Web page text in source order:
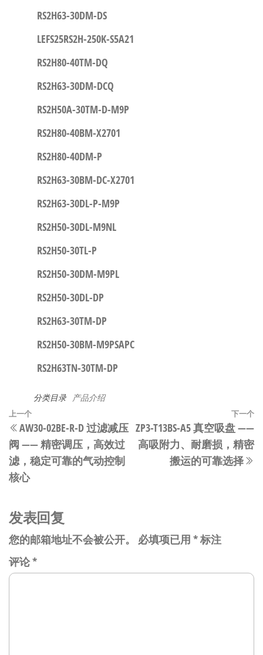
RS2H63-30DM-DS
LEFS25RS2H-250K-S5A21
RS2H80-40TM-DQ
RS2H63-30DM-DCQ
RS2H50A-30TM-D-M9P
RS2H80-40BM-X2701
RS2H80-40DM-P
RS2H63-30BM-DC-X2701
RS2H63-30DL-P-M9P
RS2H50-30DL-M9NL
RS2H50-30TL-P
RS2H50-30DM-M9PL
RS2H50-30DL-DP
RS2H63-30TM-DP
RS2H50-30BM-M9PSAPC
RS2H63TN-30TM-DP
分类目录 产品介绍
文
章
导
航
上
一
篇
文
章
上一个
AW30-02BE-R-D 过滤减压
阀 —— 精密调压，高效过
滤，稳定可靠的气动控制
核心
下一个
ZP3-T13BS-A5 真空吸盘 ——
高吸附力、耐磨损，精密
搬运的可靠选择
发表回复
您的邮箱地址不会被公开。 必填项已用 *标注
评论*